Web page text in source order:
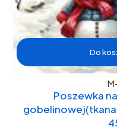
Do
Poszewka
gobelinowej(tkana